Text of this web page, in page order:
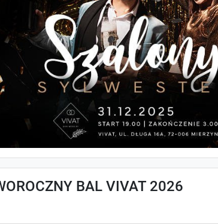
BAL VIVAT 2026